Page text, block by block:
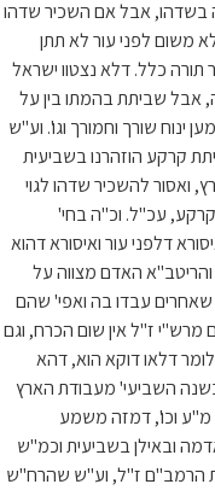
בשדהו, אבל אם השכיר שדהו
משום לפני עור לא תתן
תורה כלל. דלא נצטוו ישראל
שביתת בהמתו בין על
ינוח שורך וחמורך וגו'. וע"ש
קרקע הוזהרנו בשביעית
ואסור להשכיר שדהו לגוי
עכ"ל. וכ"ה בחי'
דלפני עור ואיסורא דהוא
האדם מצווה על
עבדו בה ואפי' שהם
ז"ל אין שום הכרח, וגם
דלאו דוקא הוא, דהא
השביעי' מעבודת הארץ
מ"ע וכו', דמזה משמע
ובאילן בשביעית וכמ"ש
הרמב"ם ז"ל, וע"ש שהרח"ש